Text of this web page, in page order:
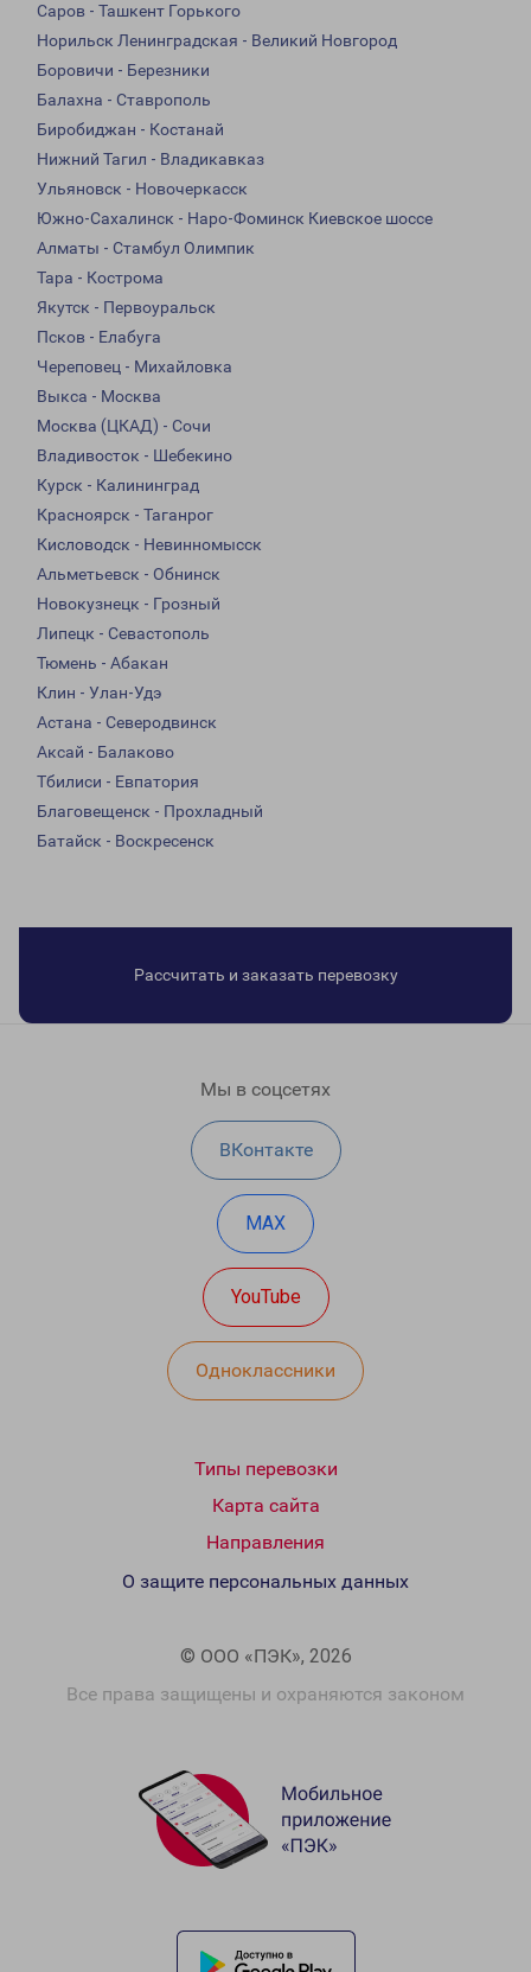
Саров - Ташкент Горького
Норильск Ленинградская - Великий Новгород
Боровичи - Березники
Балахна - Ставрополь
Биробиджан - Костанай
Нижний Тагил - Владикавказ
Ульяновск - Новочеркасск
Южно-Сахалинск - Наро-Фоминск Киевское шоссе
Алматы - Стамбул Олимпик
Тара - Кострома
Якутск - Первоуральск
Псков - Елабуга
Череповец - Михайловка
Выкса - Москва
Москва (ЦКАД) - Сочи
Владивосток - Шебекино
Курск - Калининград
Красноярск - Таганрог
Кисловодск - Невинномысск
Альметьевск - Обнинск
Новокузнецк - Грозный
Липецк - Севастополь
Тюмень - Абакан
Клин - Улан-Удэ
Астана - Северодвинск
Аксай - Балаково
Тбилиси - Евпатория
Благовещенск - Прохладный
Батайск - Воскресенск
Рассчитать и заказать перевозку
Мы в соцсетях
ВКонтакте
MAX
YouTube
Одноклассники
Типы перевозки
Карта сайта
Направления
© ООО «ПЭК», 2026
Все права защищены и охраняются законом
О защите персональных данных